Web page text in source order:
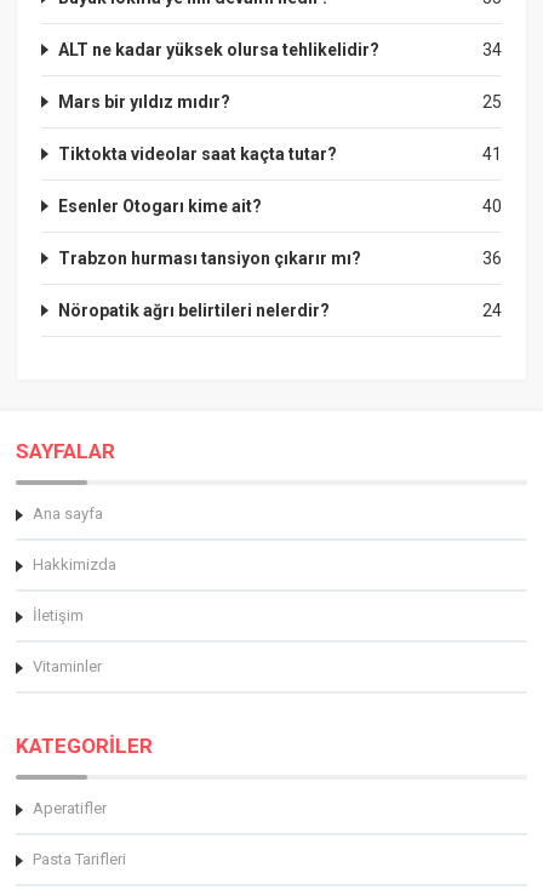
34
ALT ne kadar yüksek olursa tehlikelidir?
25
Mars bir yıldız mıdır?
41
Tiktokta videolar saat kaçta tutar?
40
Esenler Otogarı kime ait?
36
Trabzon hurması tansiyon çıkarır mı?
24
Nöropatik ağrı belirtileri nelerdir?
SAYFALAR
Ana sayfa
Hakkimizda
İletişim
Vitaminler
KATEGORİLER
Aperatifler
Pasta Tarifleri